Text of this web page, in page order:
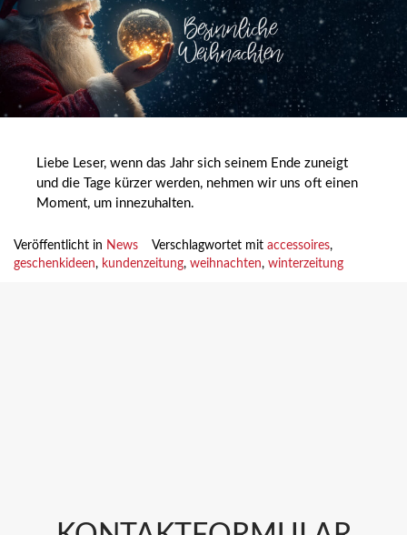
Liebe Leser, wenn das Jahr sich seinem Ende zuneigt
und die Tage kürzer werden, nehmen wir uns oft einen
Moment, um innezuhalten.
Veröffentlicht in News Verschlagwortet mit accessoires,
geschenkideen, kundenzeitung, weihnachten, winterzeitung